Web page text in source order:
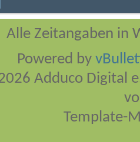
Alle Zeitangaben in
Powered by
Adduco Digital
Template-